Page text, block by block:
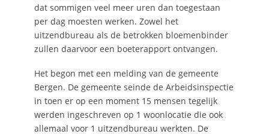
dat sommigen veel meer uren dan toegestaan
per dag moesten werken. Zowel het
uitzendbureau als de betrokken bloemenbinder
zullen daarvoor een boeterapport ontvangen.
Het begon met een melding van de gemeente
Bergen. De gemeente seinde de Arbeidsinspectie
in toen er op een moment 15 mensen tegelijk
werden ingeschreven op 1 woonlocatie die ook
allemaal voor 1 uitzendbureau werkten. De